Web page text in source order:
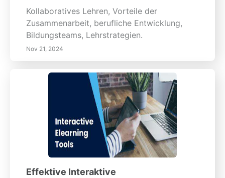
Kollaboratives Lehren, Vorteile der
Zusammenarbeit, berufliche Entwicklung,
Bildungsteams, Lehrstrategien.
Nov 21, 2024
Effektive Interaktive